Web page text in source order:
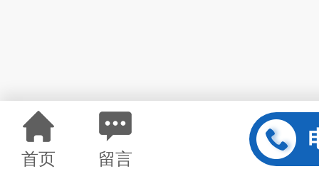
首页 留言